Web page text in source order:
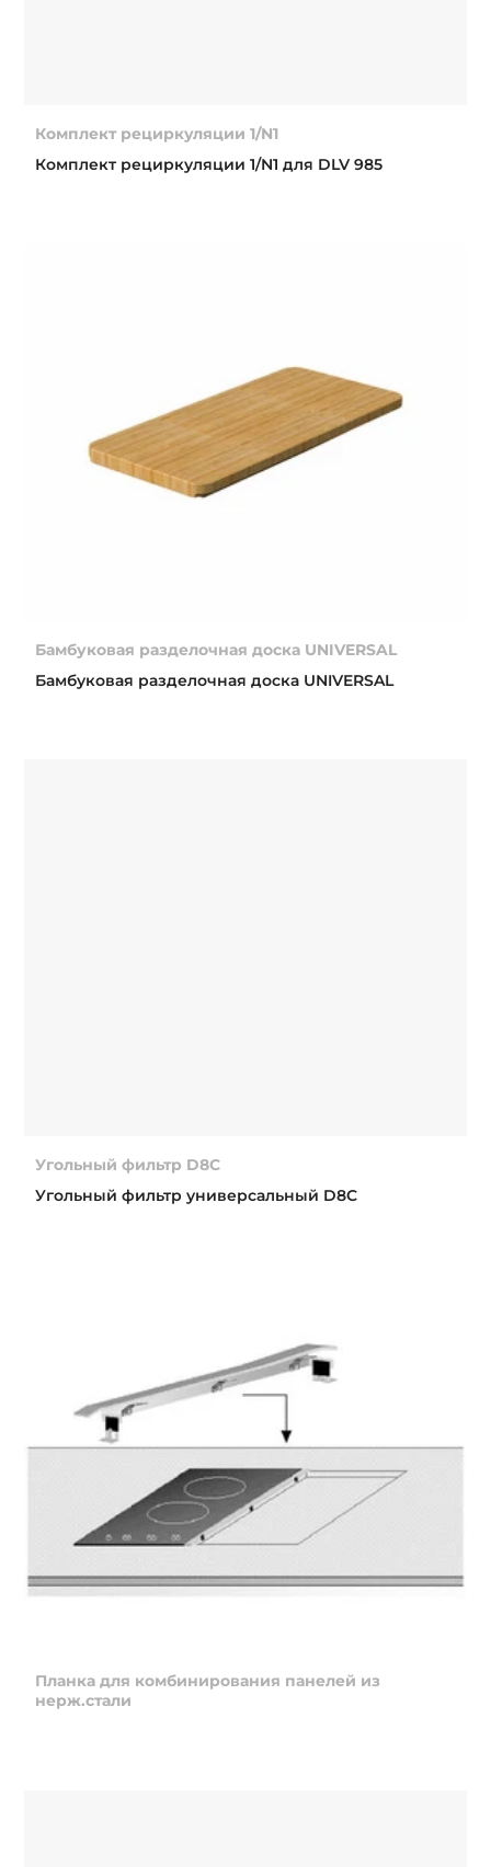
Комплект рециркуляции 1/N1
Комплект рециркуляции 1/N1 для DLV 985
Бамбуковая разделочная доска UNIVERSAL
Бамбуковая разделочная доска UNIVERSAL
Угольный фильтр D8C
Угольный фильтр универсальный D8C
Планка для комбинирования панелей из
нерж.стали